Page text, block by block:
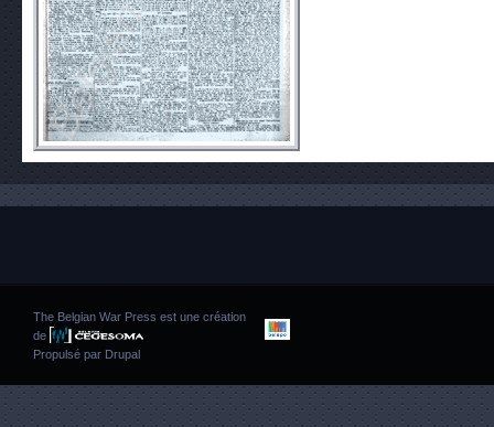
The Belgian War Press est une création
de
Propulsé par Drupal